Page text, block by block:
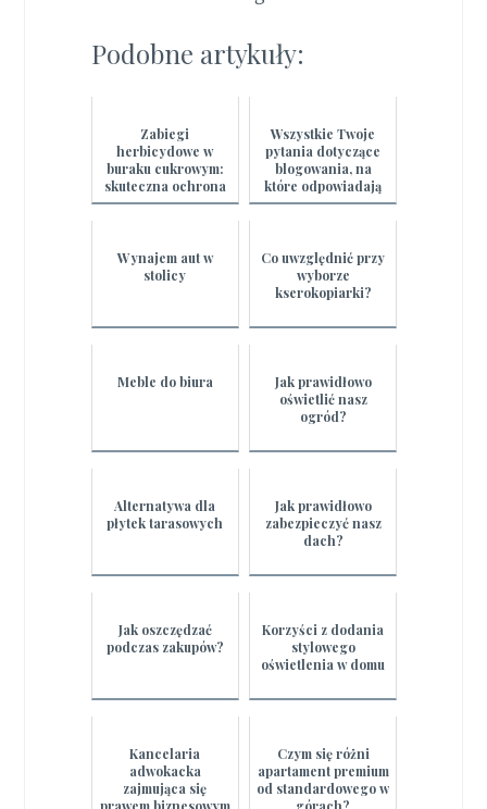
Podobne artykuły:
Zabiegi
herbicydowe w
buraku cukrowym:
skuteczna ochrona
upraw
Wszystkie Twoje
pytania dotyczące
blogowania, na
które odpowiadają
profesjonaliści
Wynajem aut w
stolicy
Co uwzględnić przy
wyborze
kserokopiarki?
Meble do biura
Jak prawidłowo
oświetlić nasz
ogród?
Alternatywa dla
płytek tarasowych
Jak prawidłowo
zabezpieczyć nasz
dach?
Jak oszczędzać
podczas zakupów?
Korzyści z dodania
stylowego
oświetlenia w domu
Kancelaria
adwokacka
zajmująca się
prawem biznesowym
Czym się różni
apartament premium
od standardowego w
górach?